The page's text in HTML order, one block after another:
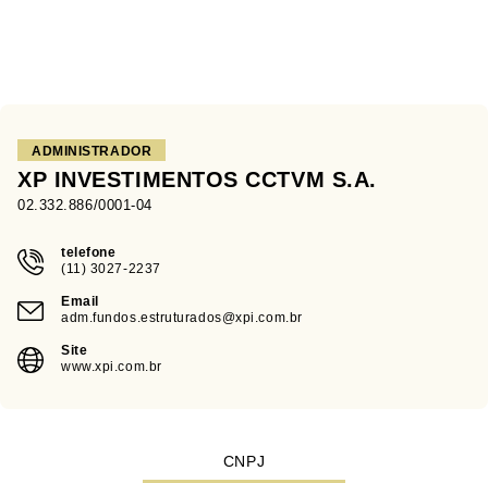
ADMINISTRADOR
XP INVESTIMENTOS CCTVM S.A.
02.332.886/0001-04
telefone
(11) 3027-2237
Email
adm.fundos.estruturados@xpi.com.br
Site
www.xpi.com.br
CNPJ